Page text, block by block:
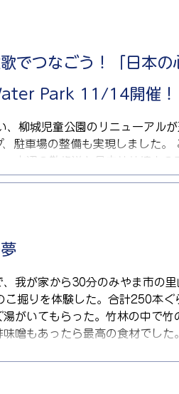
われるぐらい水産、食料関係の
名乗る羽田 中部 関西 伊丹も日
南海トラフ 佐賀は、アジア大陸に
け入れる可能性大。 ①滑走路延
な真の国際空港化 ②全国の国際
でつなごう！「日本の
Park 11/14開催！
、柳城児童公園のリニューアル
駐車場の整備も実現しました。
水辺の散歩道と日吉神社境内の
水郷柳川のシンボルに相応しい
思いを込めて、標記の音楽祭を
た多くの皆さんの協力の賜物で
替休日) 13:30～16:00(開場
川市坂本町7-2) 入場料 無料 (
。) 主 催 歌でつなごう！「日本
3054(曽我)...
我が家から30分のみやま市の
こ掘りを体験した。合計250本ぐ
がいてもらった。竹林の中で竹
噌もあったら最高の食材でした